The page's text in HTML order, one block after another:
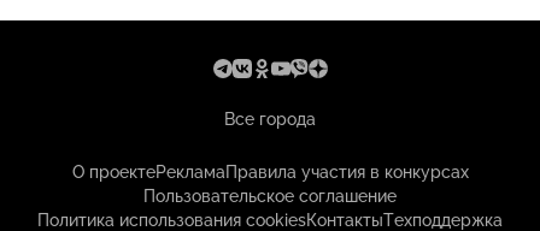
Все города
О проектеРекламаПравила участия в конкурсах
Пользовательское соглашение
Политика использования cookiesКонтактыТехподдержка